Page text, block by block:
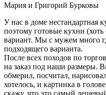
Мария и Григорий Бурковы
У нас в доме нестандартная
поэтому готовые кухни
вариант. Мы с мужем много
подходящего варианта.
После всех походов по
на заказ под наши размеры.
обмерил, посчитал,
хотелось, и картинка в
скажу, что это самый